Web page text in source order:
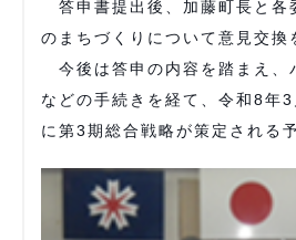
答申書提出後、加藤町長と各
のまちづくりについて意見交換
今後は答申の内容を踏まえ、
などの手続きを経て、令和8年
に第3期総合戦略が策定される